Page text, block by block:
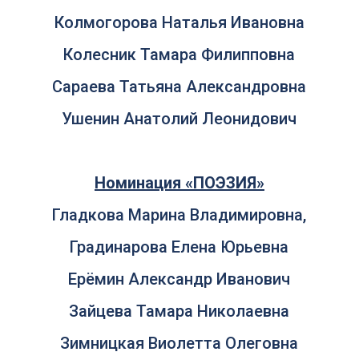
Колмогорова Наталья Ивановна
Колесник Тамара Филипповна
Сараева Татьяна Александровна
Ушенин Анатолий Леонидович
Номинация «ПОЭЗИЯ»
Гладкова Марина Владимировна,
Градинарова Елена Юрьевна
Ерёмин Александр Иванович
Зайцева Тамара Николаевна
Зимницкая Виолетта Олеговна